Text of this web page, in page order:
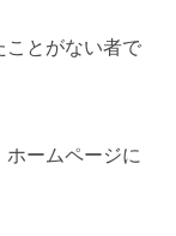
ことがない者で
ホームページに